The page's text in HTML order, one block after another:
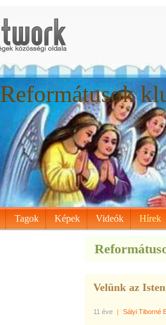
Reformátusok
Tagok Képek Videók Hírek
Velünk az
11 éve | Sályi Tiborné